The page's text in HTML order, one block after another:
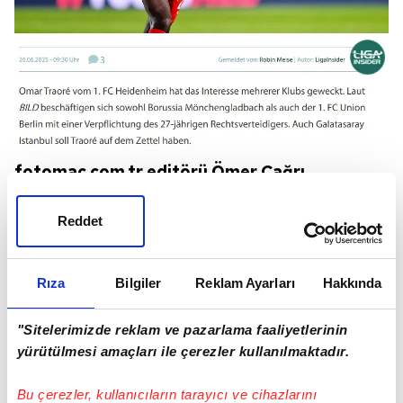
Rıza Bilgiler Reklam Ayarları Hakkında
"Sitelerimizde reklam ve pazarlama faaliyetlerinin
yürütülmesi amaçları ile çerezler kullanılmaktadır.
Bu çerezler, kullanıcıların tarayıcı ve cihazlarını
Reddet
fotomac.com.tr editörü Ömer Çağrı
Akdere'nin Bild kaynağı ile Alman basınında
servis edilen haberlerden derlediğine göre
sarı kırmızılılar, Omar Traore'yi radarına aldı.